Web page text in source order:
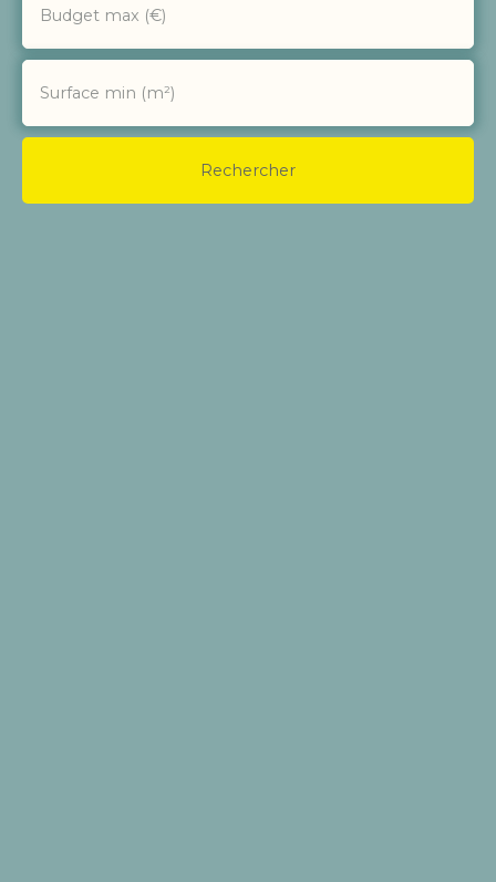
Budget max (€)
Surface min (m²)
Rechercher